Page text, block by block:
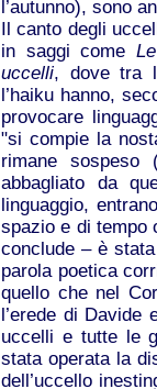
l’autunno), sono
Il canto degli
in saggi come
uccelli, dove tra
l’haiku hanno,
provocare
"si compie la
rimane sospeso
abbagliato da
linguaggio,
spazio e di tempo
conclude – è
parola poetica
quello che nel
l’erede di
uccelli e tutte le
stata operata la
dell’uccello